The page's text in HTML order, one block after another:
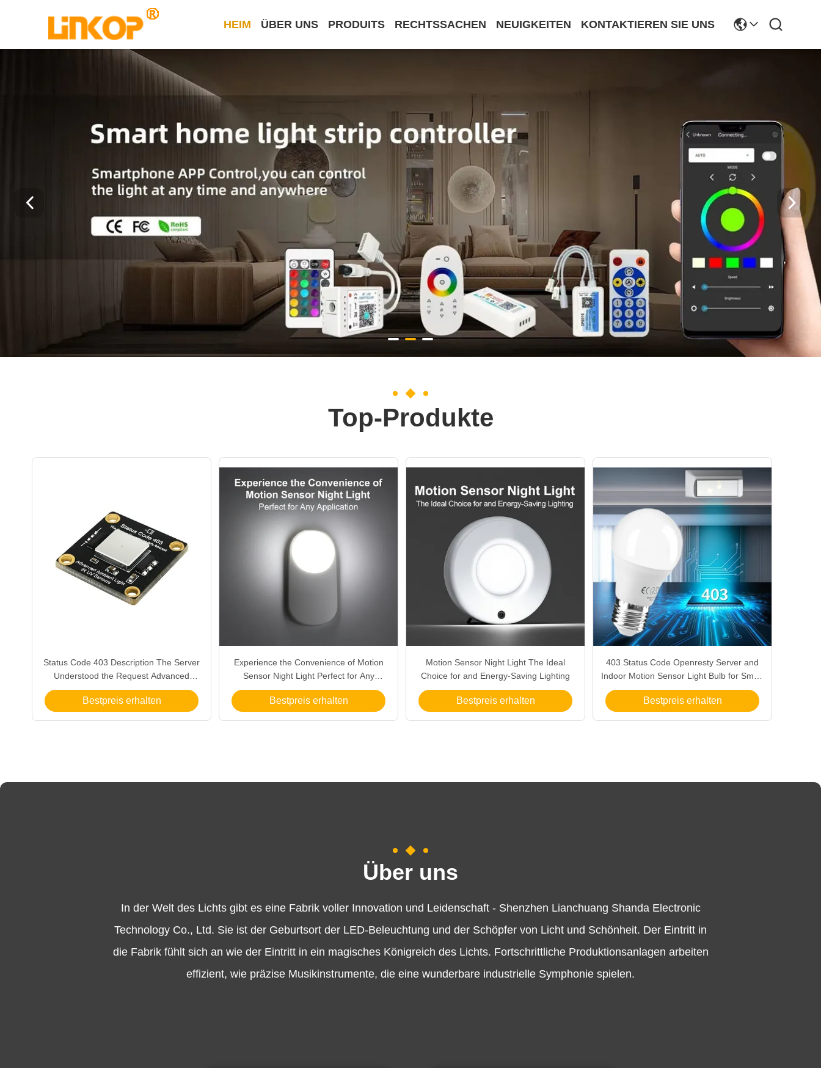
HEIM ÜBER UNS PRODUITS RECHTSSACHEN NEUIGKEITEN KONTAKTIEREN SIE UNS
Top-Produkte
Status Code 403 Description The Server
Understood the Request Advanced
Ambient Light IR UV Sensors
Bestpreis erhalten
Experience the Convenience of Motion
Sensor Night Light Perfect for Any
Application
Bestpreis erhalten
Motion Sensor Night Light The Ideal
Choice for and Energy-Saving Lighting
Bestpreis erhalten
403 Status Code Openresty Server and
Indoor Motion Sensor Light Bulb for Smart
Home Lighting
Bestpreis erhalten
Über uns
In der Welt des Lichts gibt es eine Fabrik voller Innovation und Leidenschaft - Shenzhen Lianchuang Shanda Electronic
Technology Co., Ltd. Sie ist der Geburtsort der LED-Beleuchtung und der Schöpfer von Licht und Schönheit. Der Eintritt in
die Fabrik fühlt sich an wie der Eintritt in ein magisches Königreich des Lichts. Fortschrittliche Produktionsanlagen arbeiten
effizient, wie präzise Musikinstrumente, die eine wunderbare industrielle Symphonie spielen.